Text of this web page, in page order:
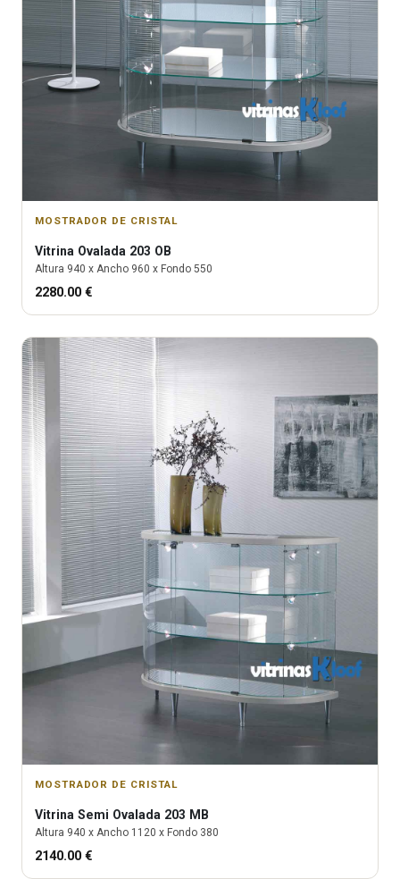
MOSTRADOR DE CRISTAL
Vitrina Ovalada 203 OB
Altura 940 x Ancho 960 x Fondo 550
2280.00 €
MOSTRADOR DE CRISTAL
Vitrina Semi Ovalada 203 MB
Altura 940 x Ancho 1120 x Fondo 380
2140.00 €